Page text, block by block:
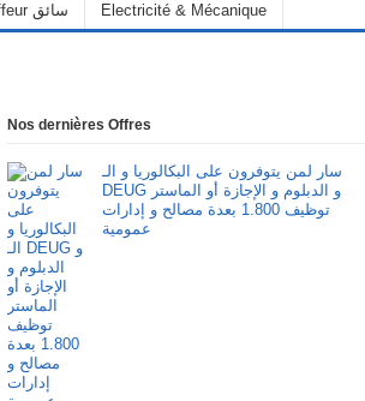
Chauffeur سائق Electricité & Mécanique
Nos dernières Offres
سار لمن يتوفرون على البكالوريا و الـ
DEUG و الدبلوم و الإجازة أو الماستر
توظيف 1.800 بعدة مصالح و إدارات
عمومية